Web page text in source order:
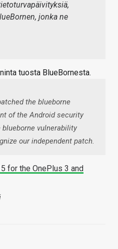
jonka ne
tuosta BlueBornesta.
the blueborne
of the Android security
vulnerability
our independent patch.
for the OnePlus 3 and